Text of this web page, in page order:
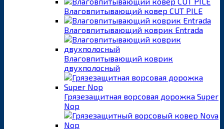
Влаговпитывающий ковер CUT PILE
Влаговпитывающий коврик Entrada
Влаговпитывающий коврик
двухполосный
Грязезащитная ворсовая дорожка Super
Nop